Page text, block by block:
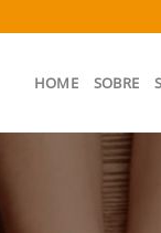
HOME SOBRE